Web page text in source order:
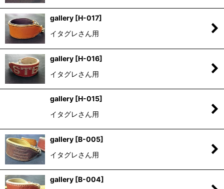
gallery [H-017]
イタグレさん用
gallery [H-016]
イタグレさん用
gallery [H-015]
イタグレさん用
gallery [B-005]
イタグレさん用
gallery [B-004]